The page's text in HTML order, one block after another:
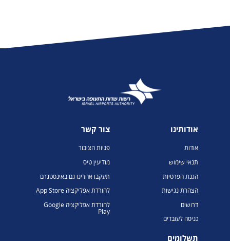
אודותינו
אודות
תנאי שימוש
הגנת הפרטיות
הצהרת נגישות
דרושים
כניסה לעובדים
תשלומים
צור קשר
פניות הציבור
מודיעין טיס
תעקבו אחרינו גם באינסטגרם
להורדת אפליקציה App Store
להורדת אפליקציה Google
Play